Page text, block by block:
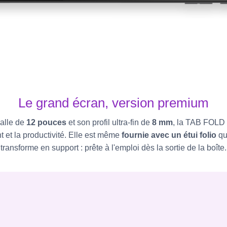
Le grand écran, version premium
de 12 pouceset son profil ultra-fin de 8 mm, la TAB FOLD
et la productivité. Elle est même fournie avec un étui folio
transforme en support : prête à l'emploi dès la sortie de la boîte.